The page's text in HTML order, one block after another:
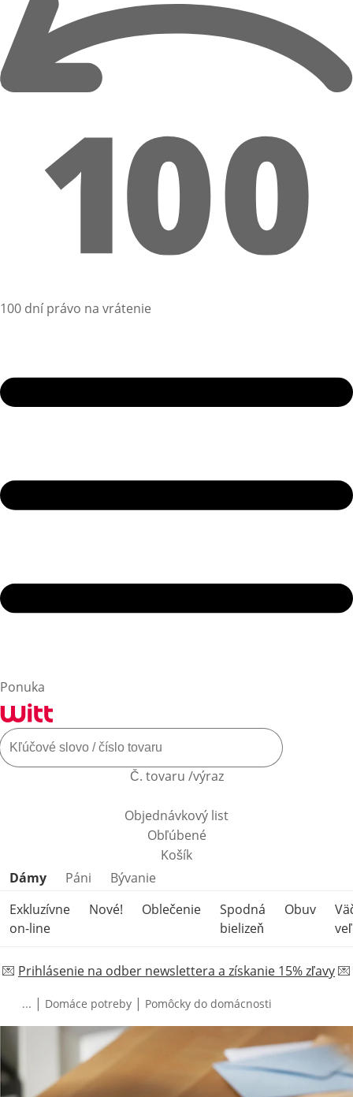
100 dní právo na vrátenie
Ponuka
Č. tovaru /výraz
Objednávkový list
Obľúbené
Košík
Preskočiť kategórie produktov
Dámy Páni
Bývanie
Exkluzívne
on-line
Nové! Oblečenie
Spodná
bielizeň
Obuv
💌 Prihlásenie na odber newslettera a získanie 15% zľavy💌
... | Domáce potreby | Pomôcky do domácnosti